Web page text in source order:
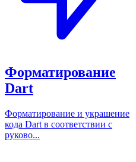
Форматирование
Dart
Форматирование и украшение
кода Dart в соответствии с
руково...